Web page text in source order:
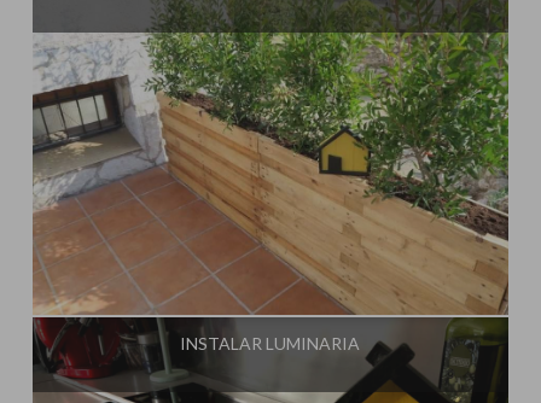
Influencer:Steffido
INSTALAR LUMINARIA